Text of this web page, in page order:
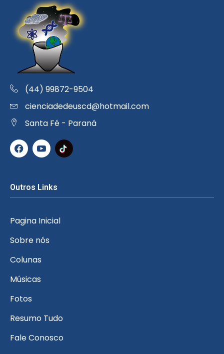
(44) 99872-9504
cienciadedeuscd@hotmail.com
Santa Fé - Paraná
Outros Links
Pagina Inicial
Sobre nós
Colunas
Músicas
Fotos
Resumo Tudo
Fale Conosco